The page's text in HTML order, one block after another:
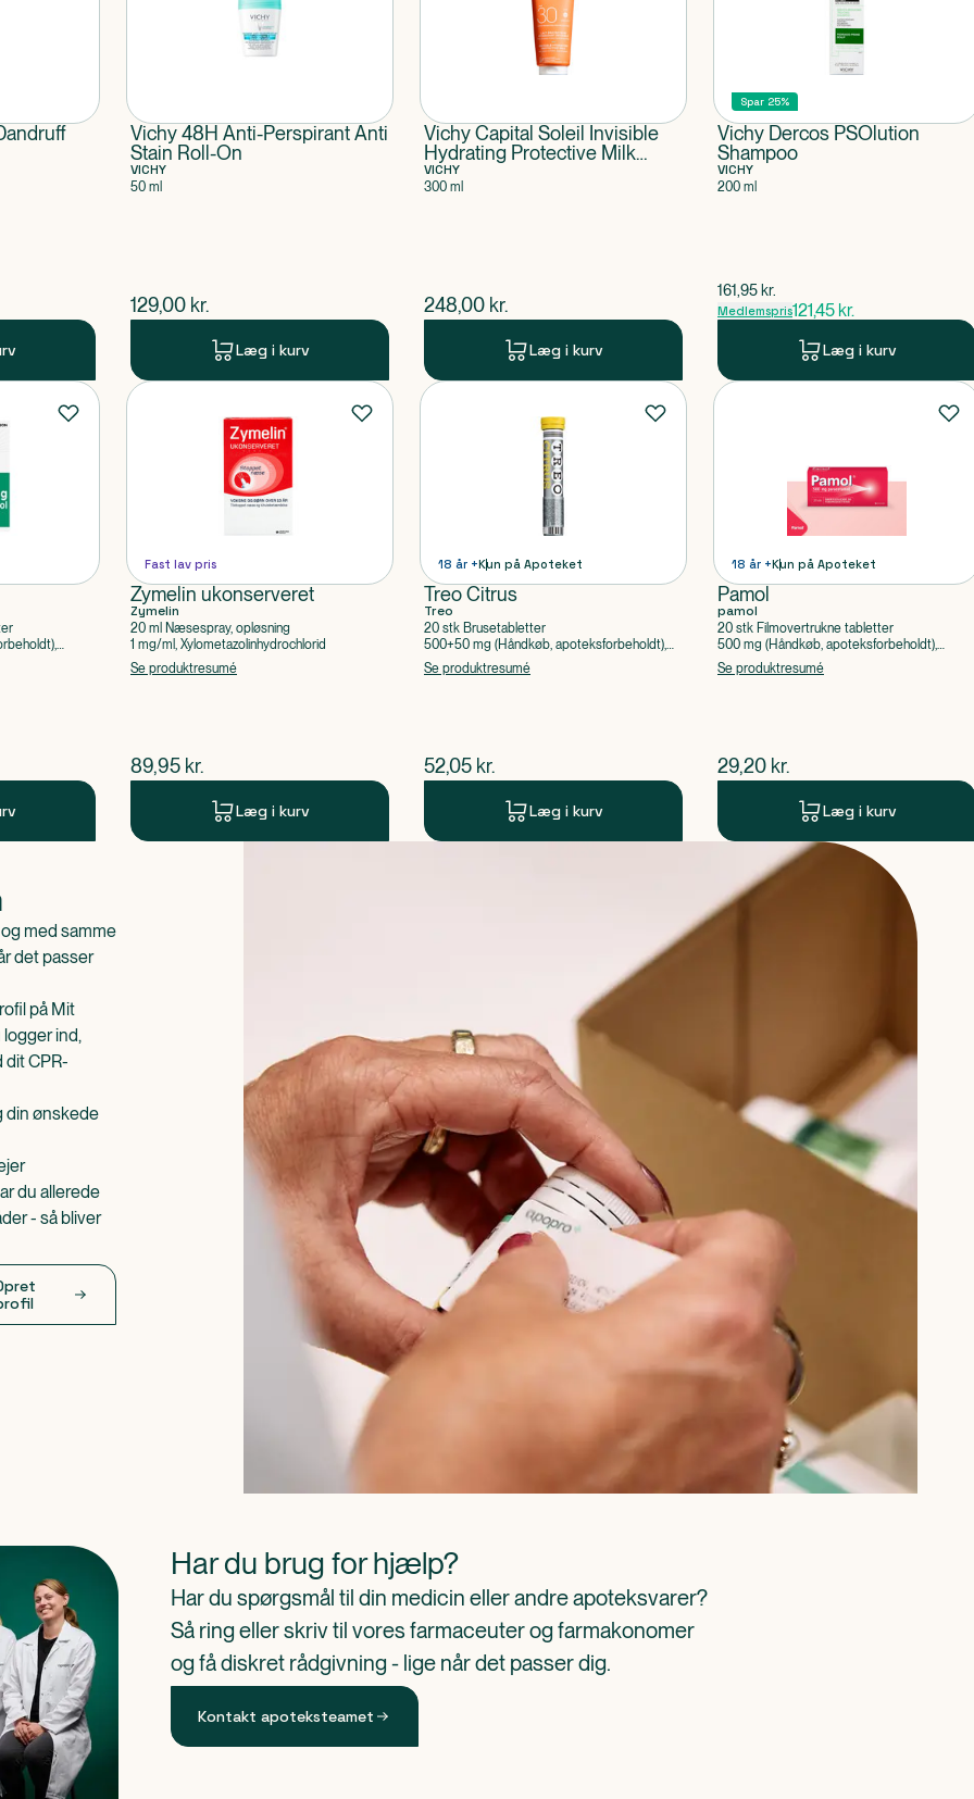
Vichy 48H Anti-Perspirant Anti
Stain Roll-On
VICHY
50 ml
$nuværende pris
129,00 kr.
Læg i kurv
Vichy Capital Soleil Invisible
Hydrating Protective Milk
SPF30
VICHY
300 ml
$nuværende pris
248,00 kr.
Læg i kurv
Spar 25%
Vichy Dercos PSOlution
Shampoo
VICHY
200 ml
$gammel pris
161,95 kr.
Medlemspris121,45 kr.
Læg i kurv
Fast lav pris
Zymelin ukonserveret
Zymelin
20 ml Næsespray, opløsning
1 mg/ml, Xylometazolinhydrochlorid
Se produktresumé
$nuværende pris
89,95 kr.
Læg i kurv
18 år +Kun på Apoteket
Treo Citrus
Treo
20 stk Brusetabletter
500+50 mg (Håndkøb, apoteksforbeholdt),
Acetylsalicylsyre, Caffein
Se produktresumé
$nuværende pris
52,05 kr.
Læg i kurv
18 år +Kun på Apoteket
Pamol
pamol
20 stk Filmovertrukne tabletter
500 mg (Håndkøb, apoteksforbeholdt),
Paracetamol
Se produktresumé
$nuværende pris
29,20 kr.
Læg i kurv
med samme
det passer
på Mit
ind,
dit CPR-
din ønskede
du allerede
- så bliver
Har du brug for hjælp?
Har du spørgsmål til din medicin eller andre apoteksvarer?
Så ring eller skriv til vores farmaceuter og farmakonomer
og få diskret rådgivning - lige når det passer dig.
Kontakt apoteksteamet